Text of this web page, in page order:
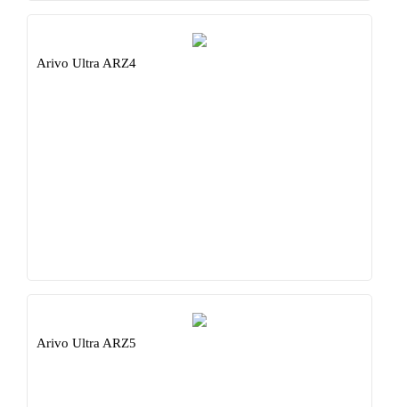
Arivo Ultra ARZ4
Arivo Ultra ARZ5